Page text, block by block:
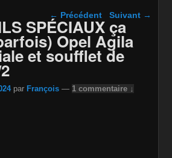
Navigation dans les
articles
← Précédent Suivant →
SPÉCIAUX ça
Opel Agila
et soufflet de
par François — 1 commentaire ↓